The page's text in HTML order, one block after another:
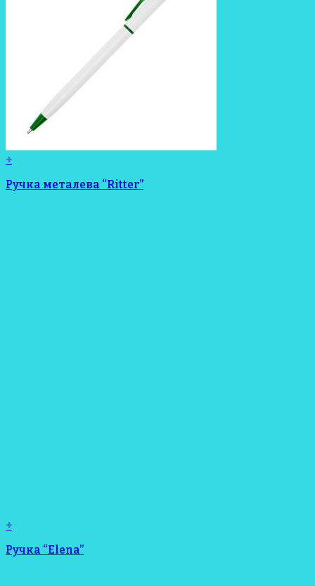
+
Ручка металева “Ritter”
+
Ручка “Elena”